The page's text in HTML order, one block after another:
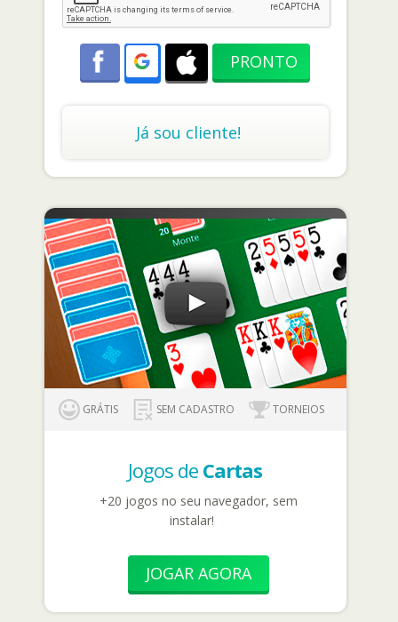
Já sou cliente!
GRÁTIS SEM CADASTRO TORNEIOS
Jogos de Cartas
+20 jogos no seu navegador, sem
instalar!
JOGAR AGORA